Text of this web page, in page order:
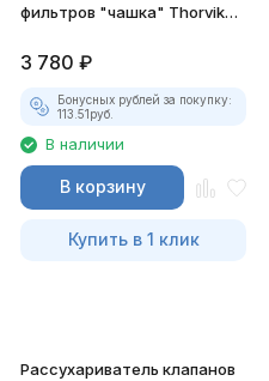
фильтров "чашка" Thorvik
3 780 ₽
Бонусных рублей за покупку:
113.51руб.
В наличии
В корзину
Купить в 1 клик
Рассухариватель клапанов